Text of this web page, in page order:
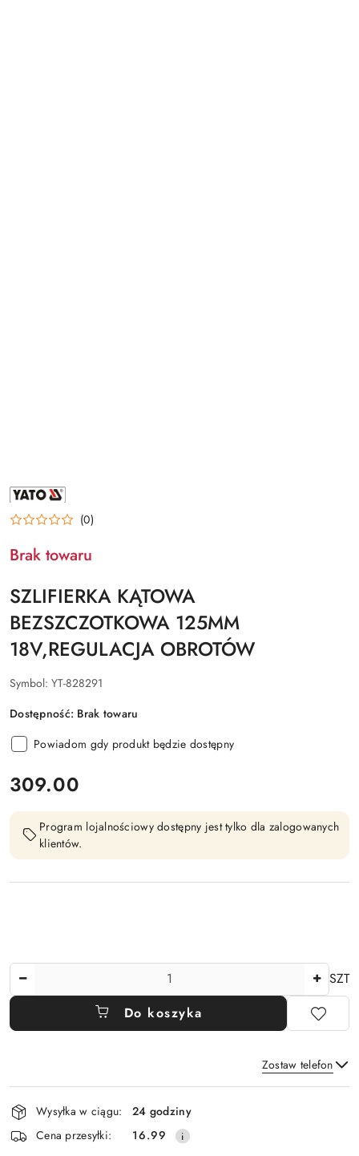
NAZWA
PRODUCENTA:
YATO (0)
Brak towaru
SZLIFIERKA KĄTOWA
BEZSZCZOTKOWA 125MM
18V,REGULACJA OBROTÓW
Symbol: YT-828291
Dostępność: Brak towaru
Powiadom gdy produkt będzie dostępny
cena:
309.00
Program lojalnościowy dostępny jest tylko dla zalogowanych
klientów.
SZT
Do koszyka
Zostaw telefon
Wyślij
Dostępność
i
dostawa
Wysyłka w ciągu:
24 godziny
Cena przesyłki:
16.99